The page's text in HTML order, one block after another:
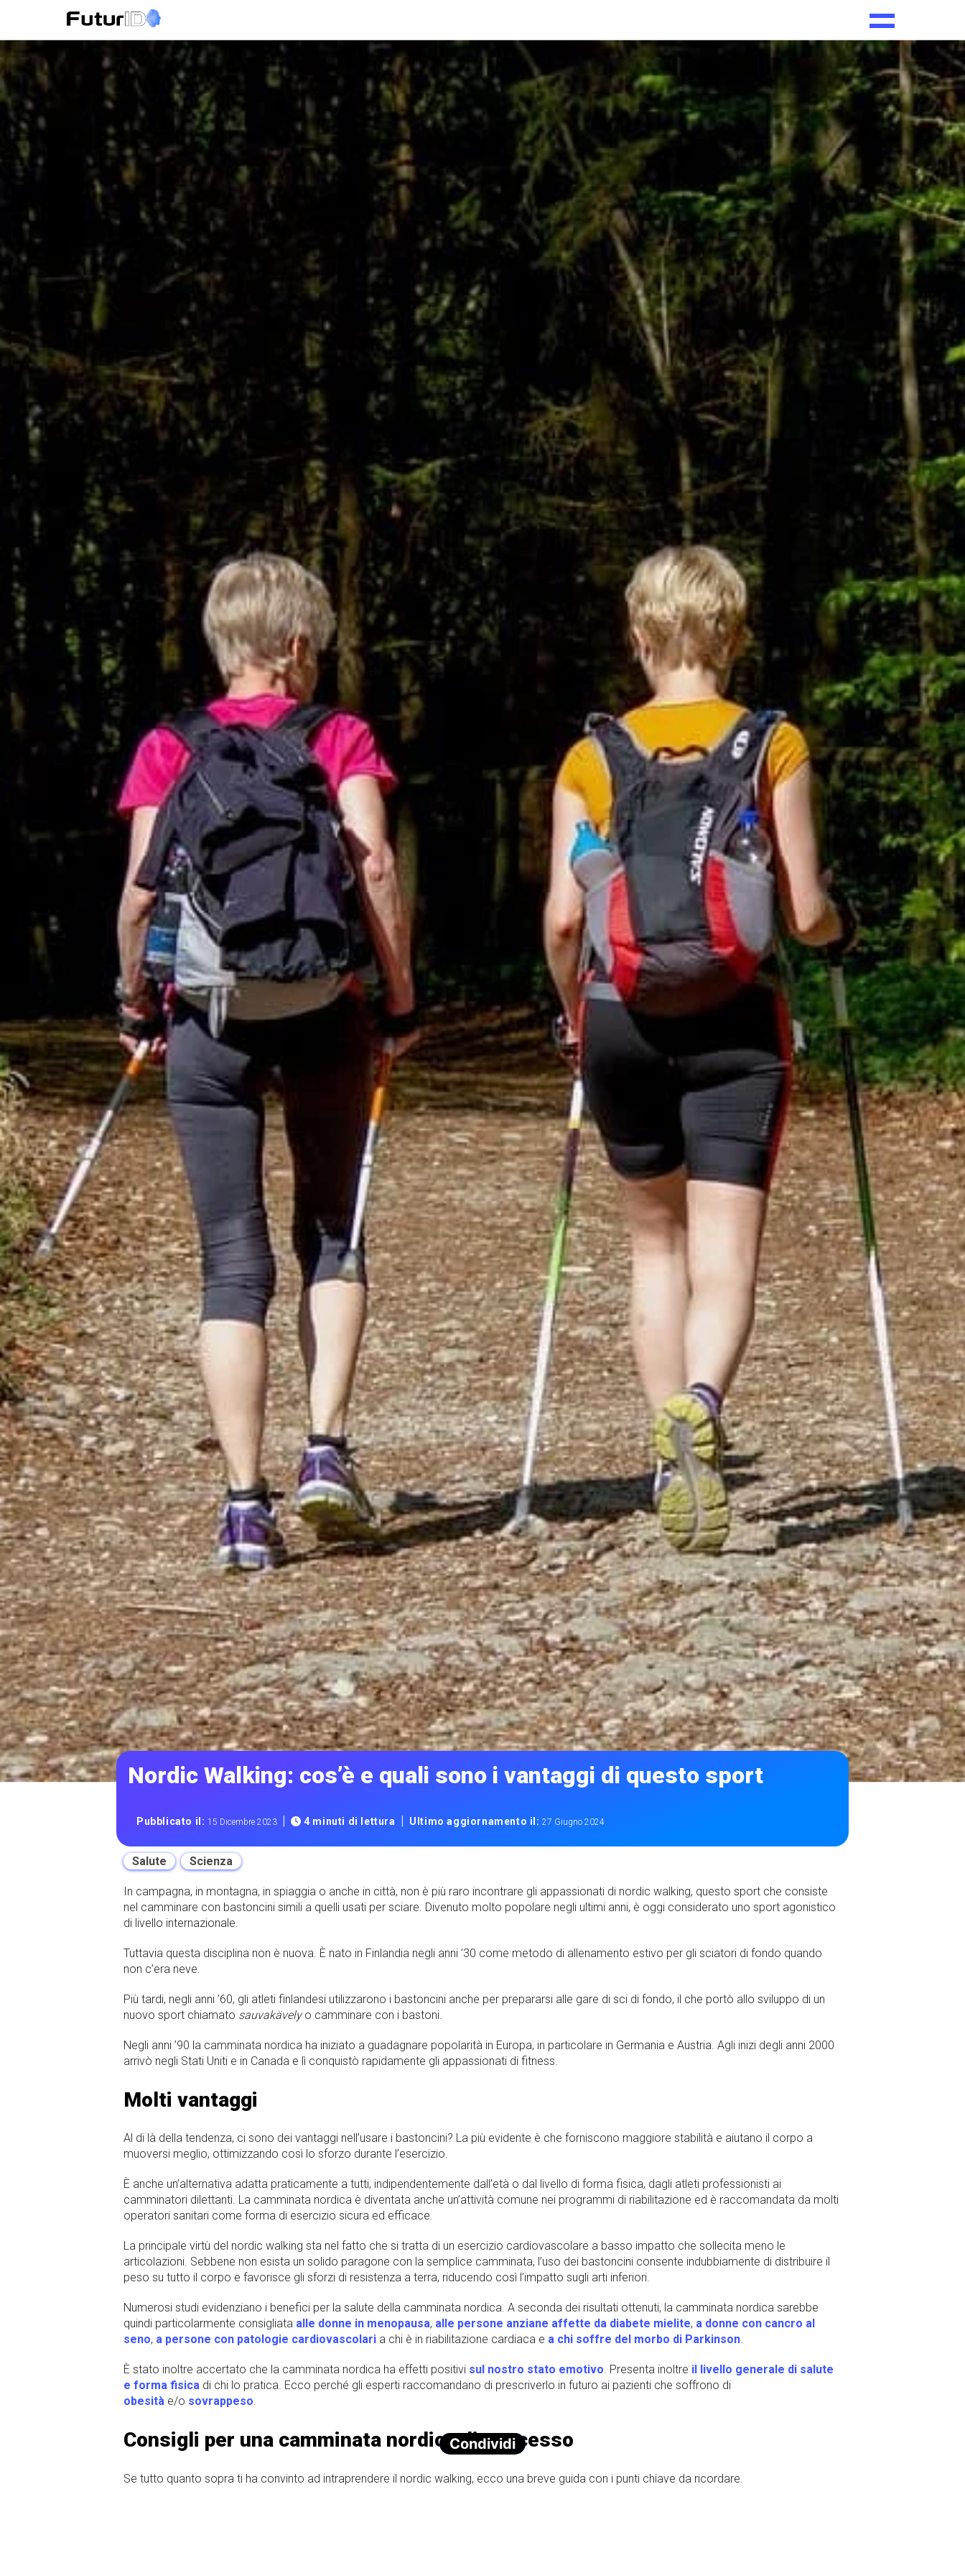
Nordic Walking: cos’è e quali sono i vantaggi di questo sport
Pubblicato il:15 Dicembre 2023 | 4 minuti di lettura | Ultimo aggiornamento il:27 Giugno 2024
Salute Scienza
In campagna, in montagna, in spiaggia o anche in città, non è più raro incontrare gli appassionati di nordic walking, questo sport che consiste
nel camminare con bastoncini simili a quelli usati per sciare. Divenuto molto popolare negli ultimi anni, è oggi considerato uno sport agonistico
di livello internazionale.
Tuttavia questa disciplina non è nuova. È nato in Finlandia negli anni ’30 come metodo di allenamento estivo per gli sciatori di fondo quando
non c’era neve.
Più tardi, negli anni ’60, gli atleti finlandesi utilizzarono i bastoncini anche per prepararsi alle gare di sci di fondo, il che portò allo sviluppo di un
nuovo sport chiamato sauvakävelyo camminare con i bastoni.
Negli anni ’90 la camminata nordica ha iniziato a guadagnare popolarità in Europa, in particolare in Germania e Austria. Agli inizi degli anni 2000
arrivò negli Stati Uniti e in Canada e lì conquistò rapidamente gli appassionati di fitness.
Molti vantaggi
Al di là della tendenza, ci sono dei vantaggi nell’usare i bastoncini? La più evidente è che forniscono maggiore stabilità e aiutano il corpo a
muoversi meglio, ottimizzando così lo sforzo durante l’esercizio.
È anche un’alternativa adatta praticamente a tutti, indipendentemente dall’età o dal livello di forma fisica, dagli atleti professionisti ai
camminatori dilettanti. La camminata nordica è diventata anche un’attività comune nei programmi di riabilitazione ed è raccomandata da molti
operatori sanitari come forma di esercizio sicura ed efficace.
La principale virtù del nordic walking sta nel fatto che si tratta di un esercizio cardiovascolare a basso impatto che sollecita meno le
articolazioni. Sebbene non esista un solido paragone con la semplice camminata, l’uso dei bastoncini consente indubbiamente di distribuire il
peso su tutto il corpo e favorisce gli sforzi di resistenza a terra, riducendo così l’impatto sugli arti inferiori.
Numerosi studi evidenziano i benefici per la salute della camminata nordica. A seconda dei risultati ottenuti, la camminata nordica sarebbe
quindi particolarmente consigliata alle donne in menopausa, alle persone anziane affette da diabete mielite, a donne con cancro al
seno, a persone con patologie cardiovascolari a chi è in riabilitazione cardiaca e a chi soffre del morbo di Parkinson.
È stato inoltre accertato che la camminata nordica ha effetti positivi sul nostro stato emotivo. Presenta inoltre il livello generale di salute
e forma fisica di chi lo pratica. Ecco perché gli esperti raccomandano di prescriverlo in futuro ai pazienti che soffrono di
obesità e/o sovrappeso.
Consigli per una camminata nordica di successo
Se tutto quanto sopra ti ha convinto ad intraprendere il nordic walking, ecco una breve guida con i punti chiave da ricordare.
Condividi